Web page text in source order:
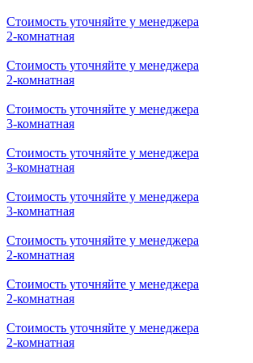
Стоимость уточняйте у менеджера
2-комнатная
Стоимость уточняйте у менеджера
2-комнатная
Стоимость уточняйте у менеджера
3-комнатная
Стоимость уточняйте у менеджера
3-комнатная
Стоимость уточняйте у менеджера
3-комнатная
Стоимость уточняйте у менеджера
2-комнатная
Стоимость уточняйте у менеджера
2-комнатная
Стоимость уточняйте у менеджера
2-комнатная